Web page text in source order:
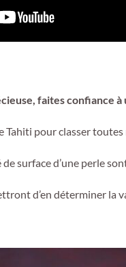
faites confiance
Tahiti pour classer
surface d’une perle
d’en déterminer la